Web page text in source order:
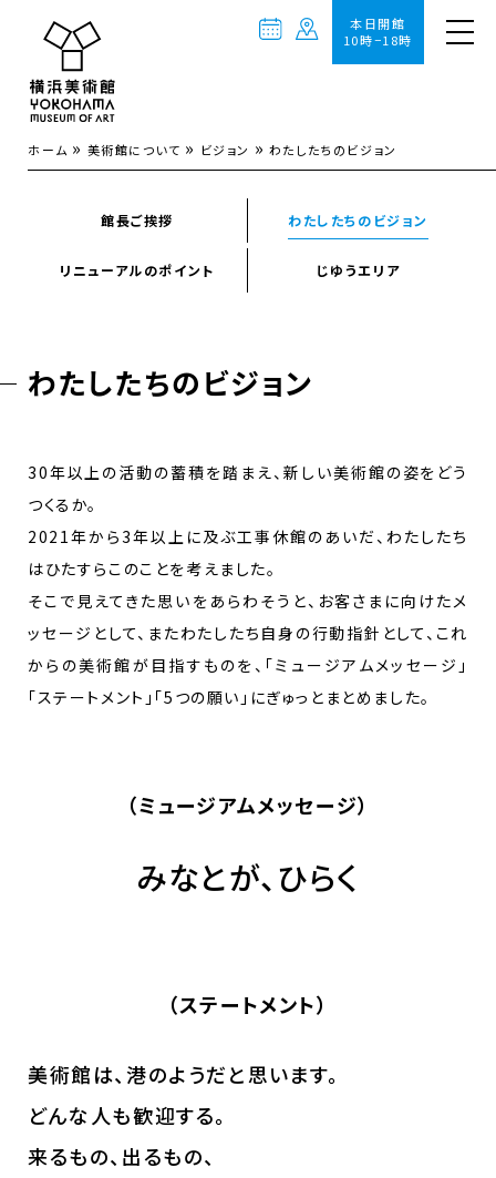
本日開館
10時−18時
ホーム » 美術館について » ビジョン » わたしたちのビジョン
館長ご挨拶 わたしたちのビジョン
リニューアルのポイント じゆうエリア
わたしたちのビジョン
30年以上の活動の蓄積を踏まえ、新しい美術館の姿をどう
つくるか。
2021年から3年以上に及ぶ工事休館のあいだ、わたしたち
はひたすらこのことを考えました。
そこで見えてきた思いをあらわそうと、お客さまに向けたメ
ッセージとして、またわたしたち自身の行動指針として、これ
からの美術館が目指すものを、「ミュージアムメッセージ」
「ステートメント」「5つの願い」にぎゅっとまとめました。
（ミュージアムメッセージ）
みなとが、ひらく
（ステートメント）
美術館は、港のようだと思います。
どんな人も歓迎する。
来るもの、出るもの、